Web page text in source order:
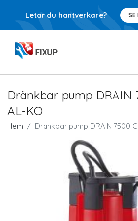
Letar du hantverkare? SE
Dränkbar pump DRAIN
AL-KO
Hem Dränkbar pump DRAIN 7500